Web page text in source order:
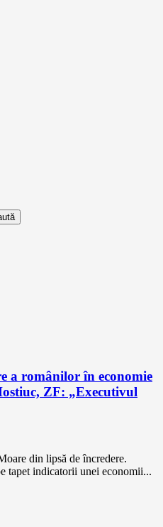
a românilor în economie
ZF: „Executivul
din lipsă de încredere.
tapet indicatorii unei economii...